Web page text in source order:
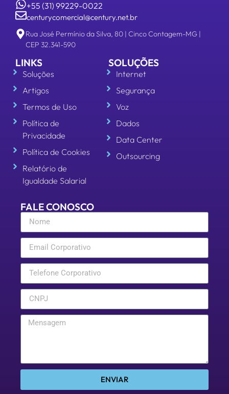
+55 (31) 99229-0022
centurycomercial@century.net.br
Rua José Permínio da Silva, 80 | Cinco Contagem-MG |
CEP 32.341-590
LINKS
Soluções
Artigos
Termos de Uso
Política de
Privacidade
Política de Cookies
Relatório de
Igualdade Salarial
SOLUÇÕES
Internet
Segurança
Voz
Dados
Data Center
Outsourcing
FALE CONOSCO
ENVIAR